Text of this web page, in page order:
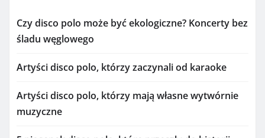
Czy disco polo może być ekologiczne? Koncerty bez
śladu węglowego
Artyści disco polo, którzy zaczynali od karaoke
Artyści disco polo, którzy mają własne wytwórnie
muzyczne